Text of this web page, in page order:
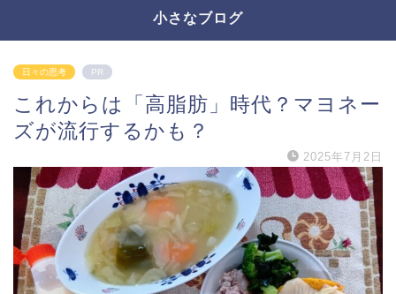
小さなブログ
日々の思考 PR
これからは「高脂肪」時代？マヨネー
ズが流行するかも？
2025年7月2日